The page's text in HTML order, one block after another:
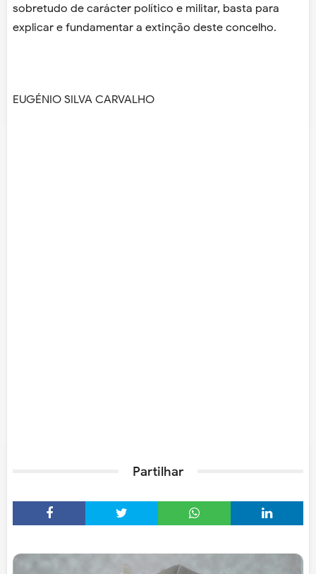
sobretudo de carácter político e militar, basta para
explicar e fundamentar a extinção deste concelho.
EUGÉNIO SILVA CARVALHO
Partilhar